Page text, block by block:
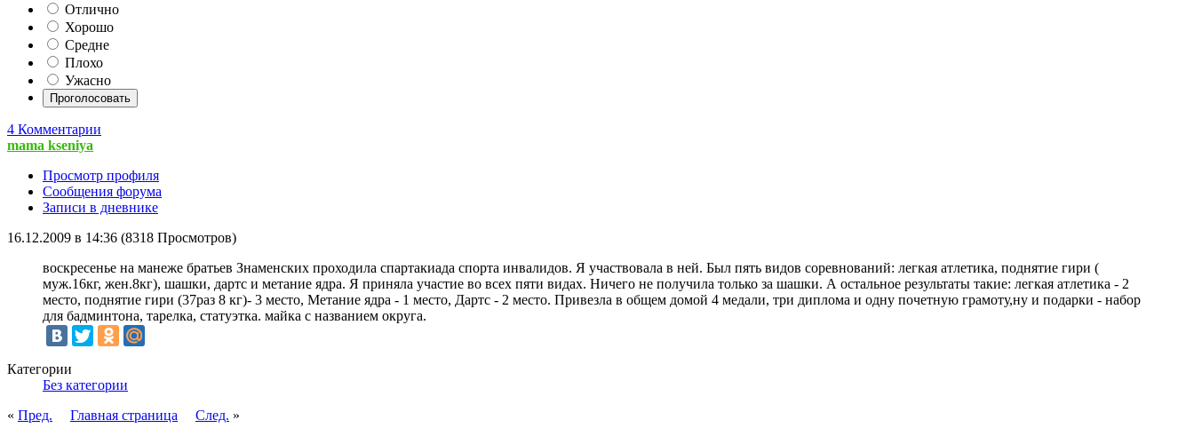
Отлично
Хорошо
Средне
Плохо
Ужасно
4 Комментарии
mama kseniya
Просмотр профиля
Сообщения форума
Записи в дневнике
16.12.2009 в 14:36 (8318 Просмотров)
воскресенье на манеже братьев Знаменских проходила спартакиада спорта инвалидов. Я участвовала в ней. Был пять видов соревнований: легкая атлетика, поднятие гири (
муж.16кг, жен.8кг), шашки, дартс и метание ядра. Я приняла участие во всех пяти видах. Ничего не получила только за шашки. А остальное результаты такие: легкая атлетика - 2
место, поднятие гири (37раз 8 кг)- 3 место, Метание ядра - 1 место, Дартс - 2 место. Привезла в общем домой 4 медали, три диплома и одну почетную грамоту,ну и подарки - набор
для бадминтона, тарелка, статуэтка. майка с названием округа.
Категории
Без категории
« Пред. Главная страница След. »